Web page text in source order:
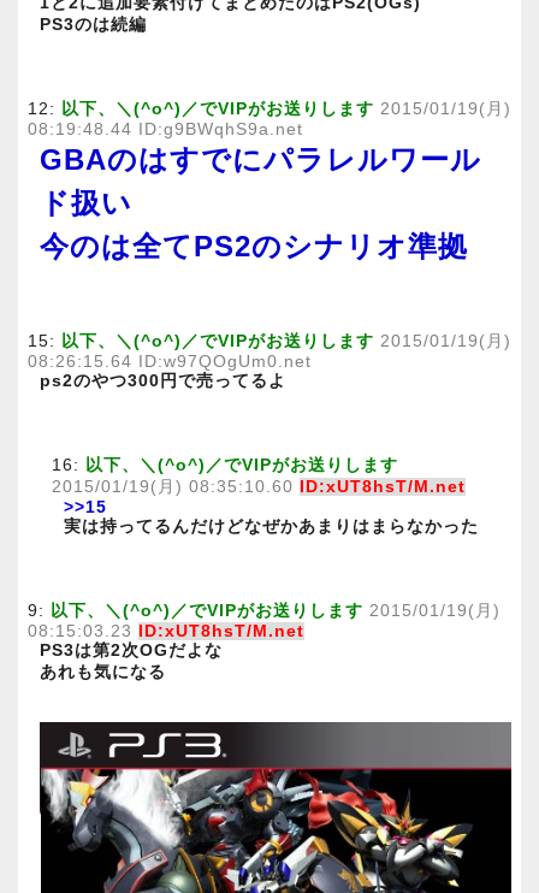
PS3のは続編
12: 以下、＼(^o^)／でVIPがお送りします 2015/01/19(月)
08:19:48.44 ID:g9BWqhS9a.net
GBAのはすでにパラレルワール
ド扱い
今のは全てPS2のシナリオ準拠
15: 以下、＼(^o^)／でVIPがお送りします 2015/01/19(月)
08:26:15.64 ID:w97QOgUm0.net
ps2のやつ300円で売ってるよ
16:
以下、＼(^o^)／でVIPがお送りします
2015/01/19(月) 08:35:10.60 ID:xUT8hsT/M.net
>>15
実は持ってるんだけどなぜかあまりはまらなかった
9: 以下、＼(^o^)／でVIPがお送りします 2015/01/19(月)
08:15:03.23 ID:xUT8hsT/M.net
PS3は第2次OGだよな
あれも気になる